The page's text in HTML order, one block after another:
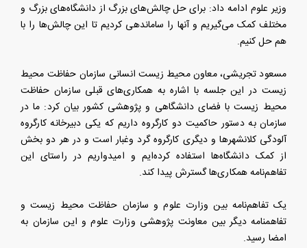
وزیر علوم ادامه داد: برای حل چالش‌های بزرگ از دانشگاه‌های بزرگ و
مختلف کمک می‌گیریم و آنها را ساماندهی کردیم تا این چالش‌ها را با
هم حل کنیم.
مسعود تجریشی، معاون محیط زیست انسانی سازمان حفاظت محیط
زیست در این جلسه با اشاره به همکاری‌های قبلی سازمان حفاظت
محیط زیست با فضای دانشگاهی و پژوهشی کشور بیان کرد: ما در
سازمان به دستور حاکمیت دو کارگروه داریم که یکی دبیرخانه کارگروه
آلودگی کلانشهرها و دیگری کارگروه گرد وغبار است و در هر دو بخش
از کمک دانشگاه‌ها استفاده کرده‌ایم و امیدواریم در راستای این
تفاهم‌نامه همکاری‌ها گسترش پیدا کند.
یک تفاهم‌‌‌‌نامه بین وزارت علوم و سازمان حفاظت محیط زیست و
تفاهمنامه دیگر بین معاونت پژوهشی وزارت علوم و این سازمان به
امضا رسید.